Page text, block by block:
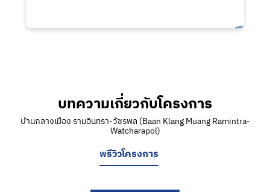
บทความเกี่ยวกับโครงการ
บ้านกลางเมือง รามอินทรา-วัชรพล (Baan Klang Muang Ramintra-
Watcharapol)
พรีวิวโครงการ